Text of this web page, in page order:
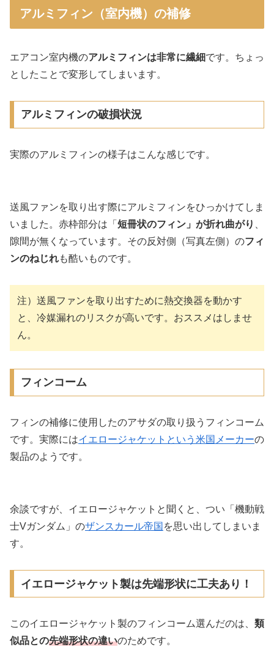
アルミフィン（室内機）の補修
エアコン室内機のアルミフィンは非常に繊細です。ちょっ
としたことで変形してしまいます。
アルミフィンの破損状況
実際のアルミフィンの様子はこんな感じです。
送風ファンを取り出す際にアルミフィンをひっかけてしま
いました。赤枠部分は「 短冊状のフィン」が折れ曲がり
隙間が無くなっています。その反対側（写真左側）のフィ
ンのねじれも酷いものです。
注）送風ファンを取り出すために熱交換器を動かす
と、冷媒漏れのリスクが高いです。おススメはしませ
ん。
フィンコーム
フィンの補修に使用したのアサダの取り扱うフィンコーム
です。実際にはイエロージャケットという米国メーカーの
製品のようです。
余談ですが、イエロージャケットと聞くと、つい「機動戦
士Vガンダム」のザンスカール帝国 を思い出してしまいま
す。
イエロージャケット製は先端形状に工夫あり！
このイエロージャケット製のフィンコーム選んだのは、 類
似品との先端形状の違いのためです。